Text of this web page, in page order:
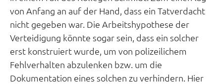
von Anfang an auf der Hand, dass ein Tatverdacht
nicht gegeben war. Die Arbeitshypothese der
Verteidigung könnte sogar sein, dass ein solcher
erst konstruiert wurde, um von polizeilichem
Fehlverhalten abzulenken bzw. um die
Dokumentation eines solchen zu verhindern. Hier